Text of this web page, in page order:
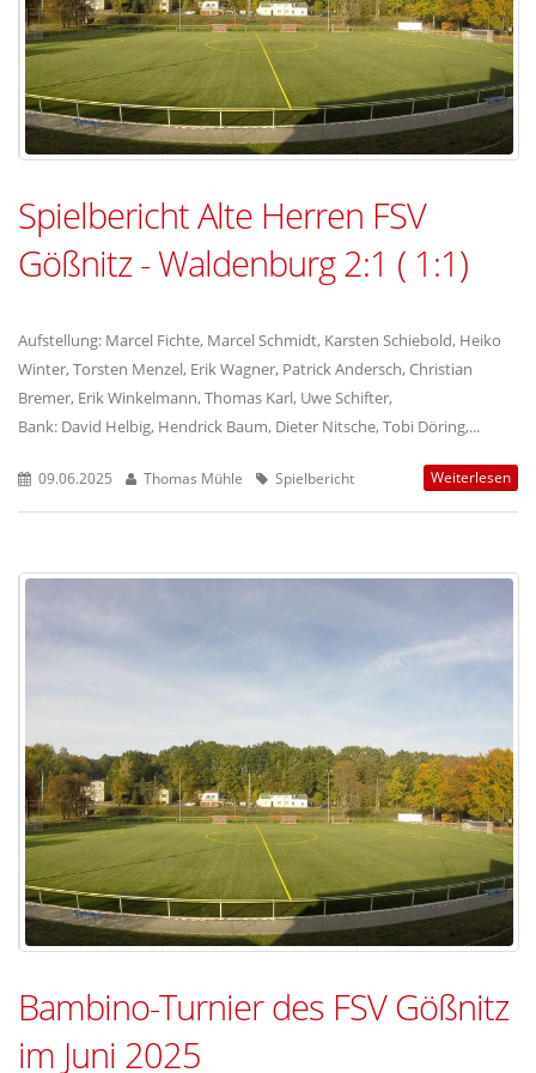
Spielbericht Alte Herren FSV
Gößnitz - Waldenburg 2:1 ( 1:1)
Aufstellung: Marcel Fichte, Marcel Schmidt, Karsten Schiebold, Heiko
Winter, Torsten Menzel, Erik Wagner, Patrick Andersch, Christian
Bremer, Erik Winkelmann, Thomas Karl, Uwe Schifter,
Bank: David Helbig, Hendrick Baum, Dieter Nitsche, Tobi Döring,...
09.06.2025 Thomas Mühle Spielbericht Weiterlesen
Bambino-Turnier des FSV Gößnitz
im Juni 2025